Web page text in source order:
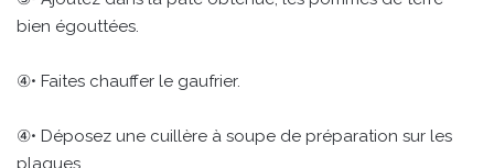
bien égouttées.
④• Faites chauffer le gaufrier.
④• Déposez une cuillère à soupe de préparation sur les
plaques.